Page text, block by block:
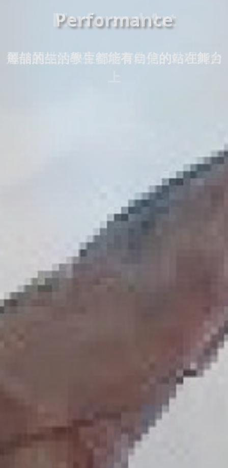
Music and Art
麗喆的生活教育能培養幼兒的自理能力